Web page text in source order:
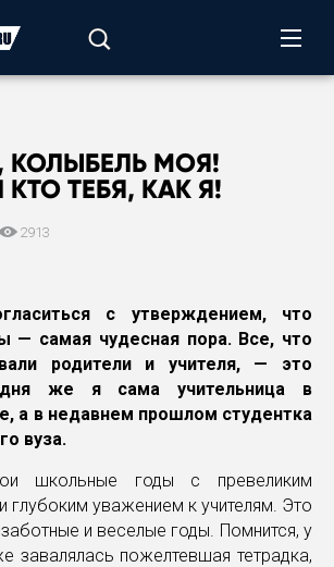
МОЯ!
ТЕБЯ, КАК Я!
2913
с утверждением, что
— самая чудесная пора. Все, что
родители и учителя, — это
же я сама учительница в
а в недавнем прошлом студентка
вуза.
школьные годы с превеликим
глубоким уважением к учителям. Это
и веселые годы. Помнится, у
завалялась пожелтевшая тетрадка,